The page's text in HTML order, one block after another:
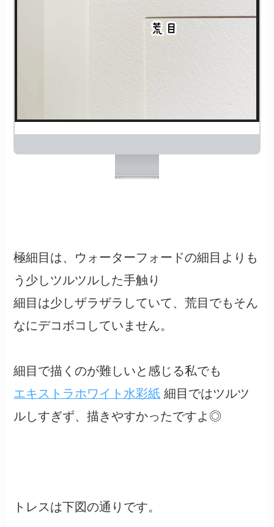
極細目は、ウォーターフォードの細目よりも
う少しツルツルした手触り
細目は少しザラザラしていて、荒目でもそん
なにデコボコしていません。
細目で描くのが難しいと感じる私でも
エキストラホワイト水彩紙 細目ではツルツ
ルしすぎず、描きやすかったですよ◎
トレスは下図の通りです。